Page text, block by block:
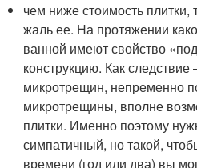
чем ниже стоимость
жаль ее. На протяжении
ванной имеют свойство
конструкцию. Как
микротрещин, непременно
микротрещины, вполне
плитки. Именно поэтому
симпатичный, но такой,
времени (год или два) вы